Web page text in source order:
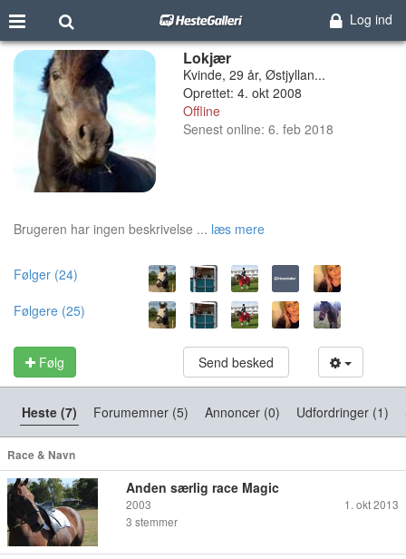
Log ind
Lokjær
Kvinde, 29 år, Østjyllan...
Oprettet: 4. okt 2008
Offline
Senest online: 6. feb 2018
Brugeren har ingen beskrivelse ... læs mere
Følger (24)
Følgere (25)
Følg Send besked
Heste (7) Forumemner (5) Annoncer (0) Udfordringer (1)
Race & Navn
Anden særlig race Magic
2003
1. okt 2013
3 stemmer